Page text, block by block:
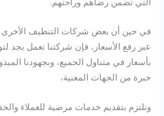
التي تضمن رضاهم وراحتهم.
في حين أن بعض شركات التنظيف الأخرى
عبر رفع الأسعار، فإن شركتنا تعمل بجد
بأسعار في متناول الجميع، وبجهودنا
خبرة من الجهات المعنية،
ونلتزم بتقديم خدمات مرضية للعملاء